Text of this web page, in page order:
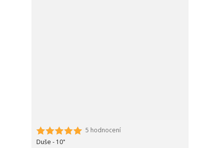
5 hodnocení
Duše - 10"